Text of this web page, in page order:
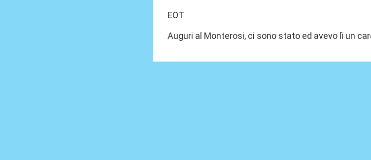
EOT
Auguri al Monterosi, ci sono stato ed avevo lì un